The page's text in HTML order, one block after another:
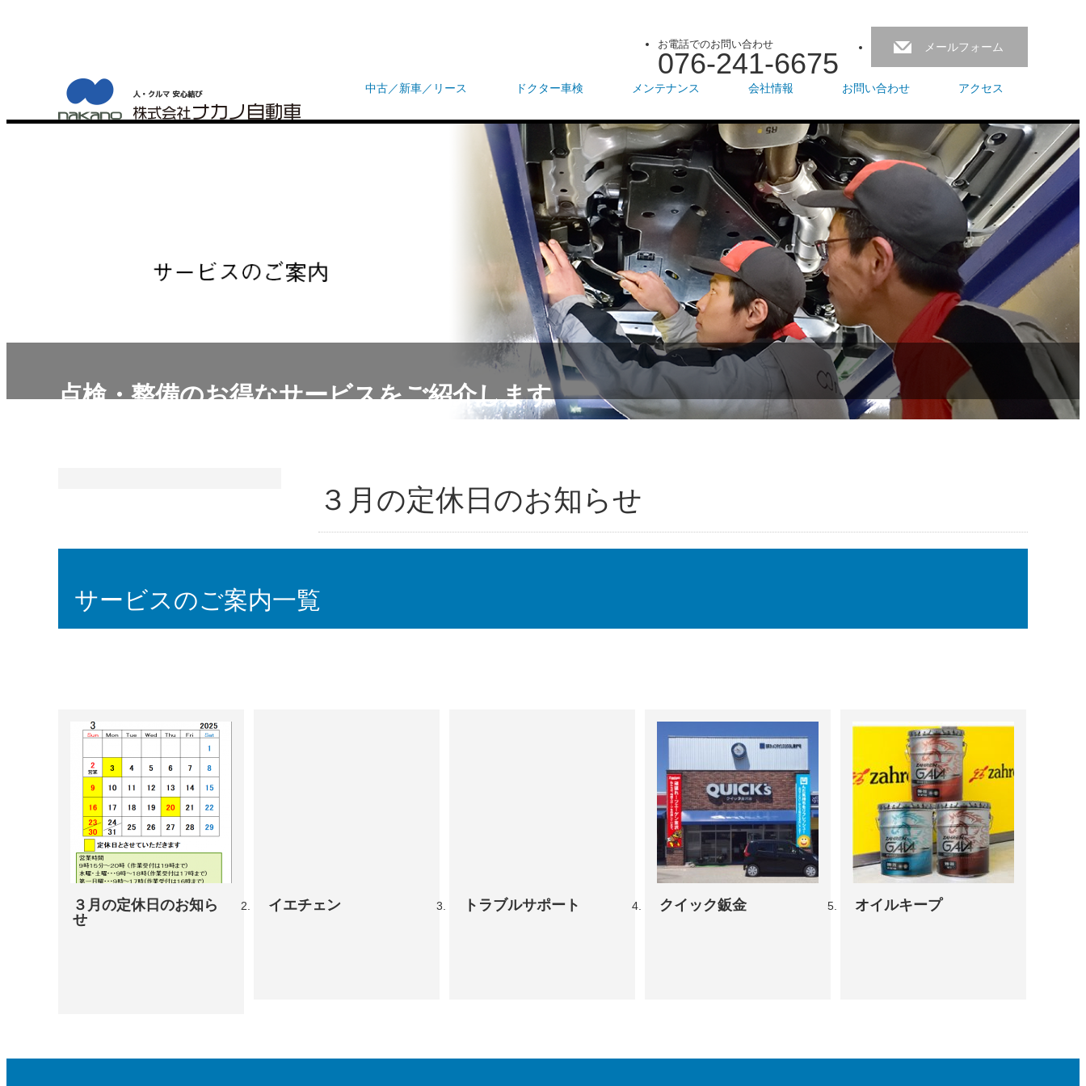
お電話でのお問い合わせ
076-241-6675 メールフォーム
中古／新車／リース ドクター車検 メンテナンス 会社情報 お問い合わせ アクセス
点検・整備のお得なサービスをご紹介します
３月の定休日のお知らせ
サービスのご案内一覧
３月の定休日のお知ら
せ
イエチェン トラブルサポート クイック鈑金 オイルキープ